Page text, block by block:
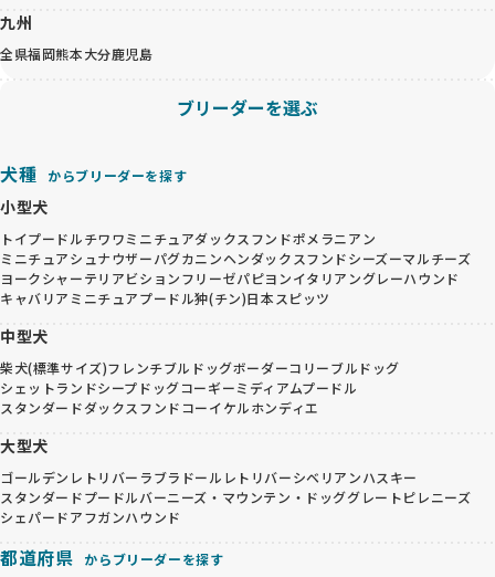
九州
全県福岡熊本大分鹿児島
ブリーダーを選ぶ
犬種 からブリーダーを探す
小型犬
トイプードルチワワミニチュアダックスフンドポメラニアン
ミニチュアシュナウザーパグカニンヘンダックスフンドシーズーマルチーズ
ヨークシャーテリアビションフリーゼパピヨンイタリアングレーハウンド
キャバリア ミニチュアプードル狆(チン)日本スピッツ
中型犬
柴犬(標準サイズ)フレンチブルドッグボーダーコリーブルドッグ
シェットランドシープドッグコーギーミディアムプードル
スタンダードダックスフンドコーイケルホンディエ
大型犬
ゴールデンレトリバー ラブラドールレトリバーシベリアンハスキー
スタンダードプードルバーニーズ・マウンテン・ドッググレートピレニーズ
シェパードアフガンハウンド
都道府県 からブリーダーを探す